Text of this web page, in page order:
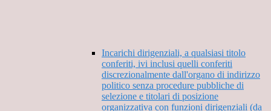
Incarichi dirigenziali, a qualsiasi titolo
conferiti, ivi inclusi quelli conferiti
discrezionalmente dall'organo di indirizzo
politico senza procedure pubbliche di
selezione e titolari di posizione
organizzativa con funzioni dirigenziali (da